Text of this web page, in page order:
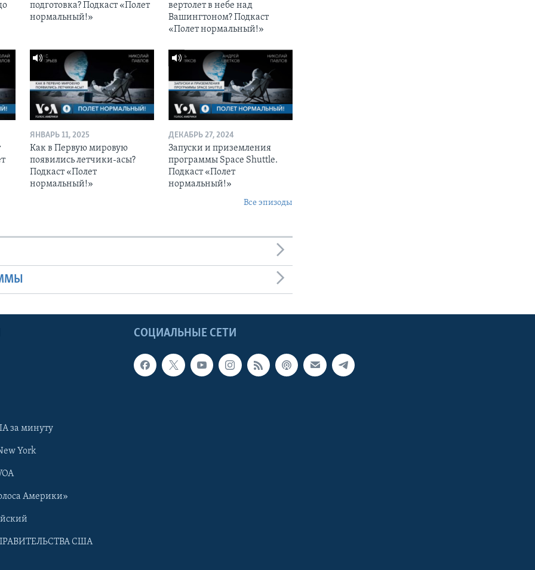
подготовка? Подкаст «Полет
нормальный!»
вертолет в небе над
Вашингтоном? Подкаст
«Полет нормальный!»
ЯНВАРЬ 11, 2025
Как в Первую мировую
появились летчики-асы?
Подкаст «Полет
нормальный!»
ДЕКАБРЬ 27, 2024
Запуски и приземления
программы Space Shuttle.
Подкаст «Полет
нормальный!»
Все эпизоды
СОЦИАЛЬНЫЕ СЕТИ
за минуту
York
Америки»
США